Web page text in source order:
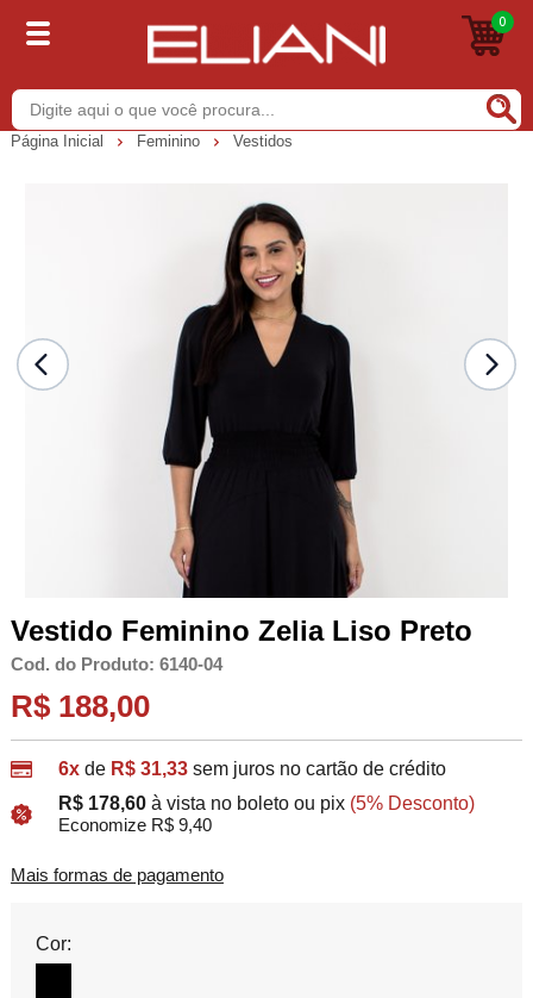
0
Página Inicial Feminino Vestidos
Vestido Feminino Zelia Liso Preto
Cod. do Produto: 6140-04
R$ 188,00
6xde R$ 31,33 sem juros no cartão de crédito
R$ 178,60 à vista no boleto ou pix (5% Desconto)
Economize R$ 9,40
Mais formas de pagamento
Cor: